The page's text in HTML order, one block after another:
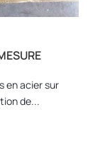
en acier sur
de...